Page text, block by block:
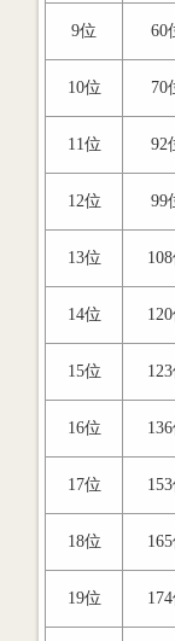
9位 60
10位 70
11位 92
12位 99
13位
14位
15位
16位
17位
18位
19位